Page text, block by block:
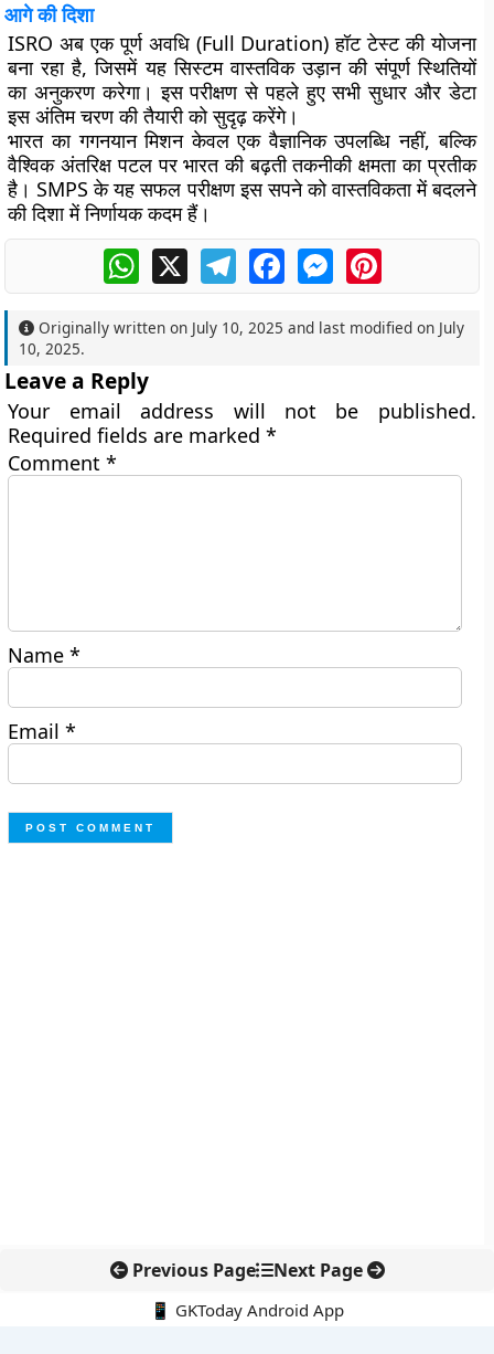
आगे की दिशा
ISRO अब एकपूर्ण अवधि (Full Duration) हॉट टेस्ट की योजना
बना रहा है, जिसमें यह सिस्टम वास्तविक उड़ान की संपूर्ण स्थितियों
का अनुकरण करेगा। इस परीक्षण से पहले हुए सभी सुधार और डेटा
इस अंतिम चरण की तैयारी को सुदृढ़ करेंगे।
भारत का गगनयान मिशन केवल एक वैज्ञानिक उपलब्धि नहीं, बल्कि
वैश्विक अंतरिक्ष पटल पर भारत की बढ़ती तकनीकी क्षमता का प्रतीक
है। SMPS के यह सफल परीक्षण इस सपने को वास्तविकता में बदलने
की दिशा में निर्णायक कदम हैं।
WhatsApp
X TelegramFacebookMessengerPinterest
Originally written on July 10, 2025 and last modified on July
10, 2025.
Leave a Reply
Your email address will not be published.
Required fields are marked*
Comment*
Name*
Email*
Previous Page Next Page
📱 GKToday Android App